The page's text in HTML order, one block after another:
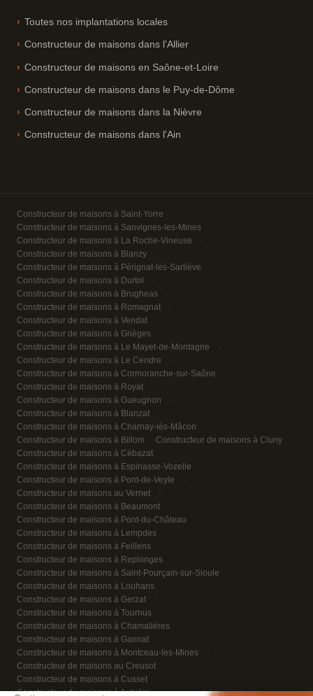
Toutes nos implantations locales
Constructeur de maisons dans l'Allier
Constructeur de maisons en Saône-et-Loire
Constructeur de maisons dans le Puy-de-Dôme
Constructeur de maisons dans la Nièvre
Constructeur de maisons dans l'Ain
Constructeur de maisons à Saint-Yorre
Constructeur de maisons à Sanvignes-les-Mines
Constructeur de maisons à La Roche-Vineuse
Constructeur de maisons à Blanzy
Constructeur de maisons à Pérignat-lès-Sarliève
Constructeur de maisons à Durtol
Constructeur de maisons à Brugheas
Constructeur de maisons à Romagnat
Constructeur de maisons à Vendat
Constructeur de maisons à Grièges
Constructeur de maisons à Le Mayet-de-Montagne
Constructeur de maisons à Le Cendre
Constructeur de maisons à Cormoranche-sur-Saône
Constructeur de maisons à Royat
Constructeur de maisons à Gueugnon
Constructeur de maisons à Blanzat
Constructeur de maisons à Charnay-lès-Mâcon
Constructeur de maisons à Billom
Constructeur de maisons à Cluny
Constructeur de maisons à Cébazat
Constructeur de maisons à Espinasse-Vozelle
Constructeur de maisons à Pont-de-Veyle
Constructeur de maisons au Vernet
Constructeur de maisons à Beaumont
Constructeur de maisons à Pont-du-Château
Constructeur de maisons à Lempdes
Constructeur de maisons à Feillens
Constructeur de maisons à Replonges
Constructeur de maisons à Saint-Pourçain-sur-Sioule
Constructeur de maisons à Louhans
Constructeur de maisons à Gerzat
Constructeur de maisons à Tournus
Constructeur de maisons à Chamalières
Constructeur de maisons à Gannat
Constructeur de maisons à Montceau-les-Mines
Constructeur de maisons au Creusot
Constructeur de maisons à Cusset
Constructeur de maisons à Aubière